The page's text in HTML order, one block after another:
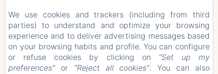
Esdeveniments
Normativa
Contacte
ES
CA
We use cookies and trackers (including from third
parties) to understand and optimize your browsing
experience and to deliver advertising messages based
on your browsing habits and profile. You can configure
or refuse cookies by clicking on
"Set up my
preferences" or "Reject all cookies". You can also